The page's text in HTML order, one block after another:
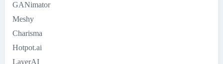
GANimator
Meshy
Charisma
Hotpot.ai
LayerAI